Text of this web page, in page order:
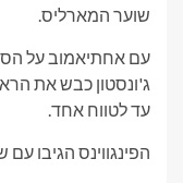
שוער המארליס.
עם אחתיאמוב על
עד לטווח אחד.
הפינגווינס הגיבו עם